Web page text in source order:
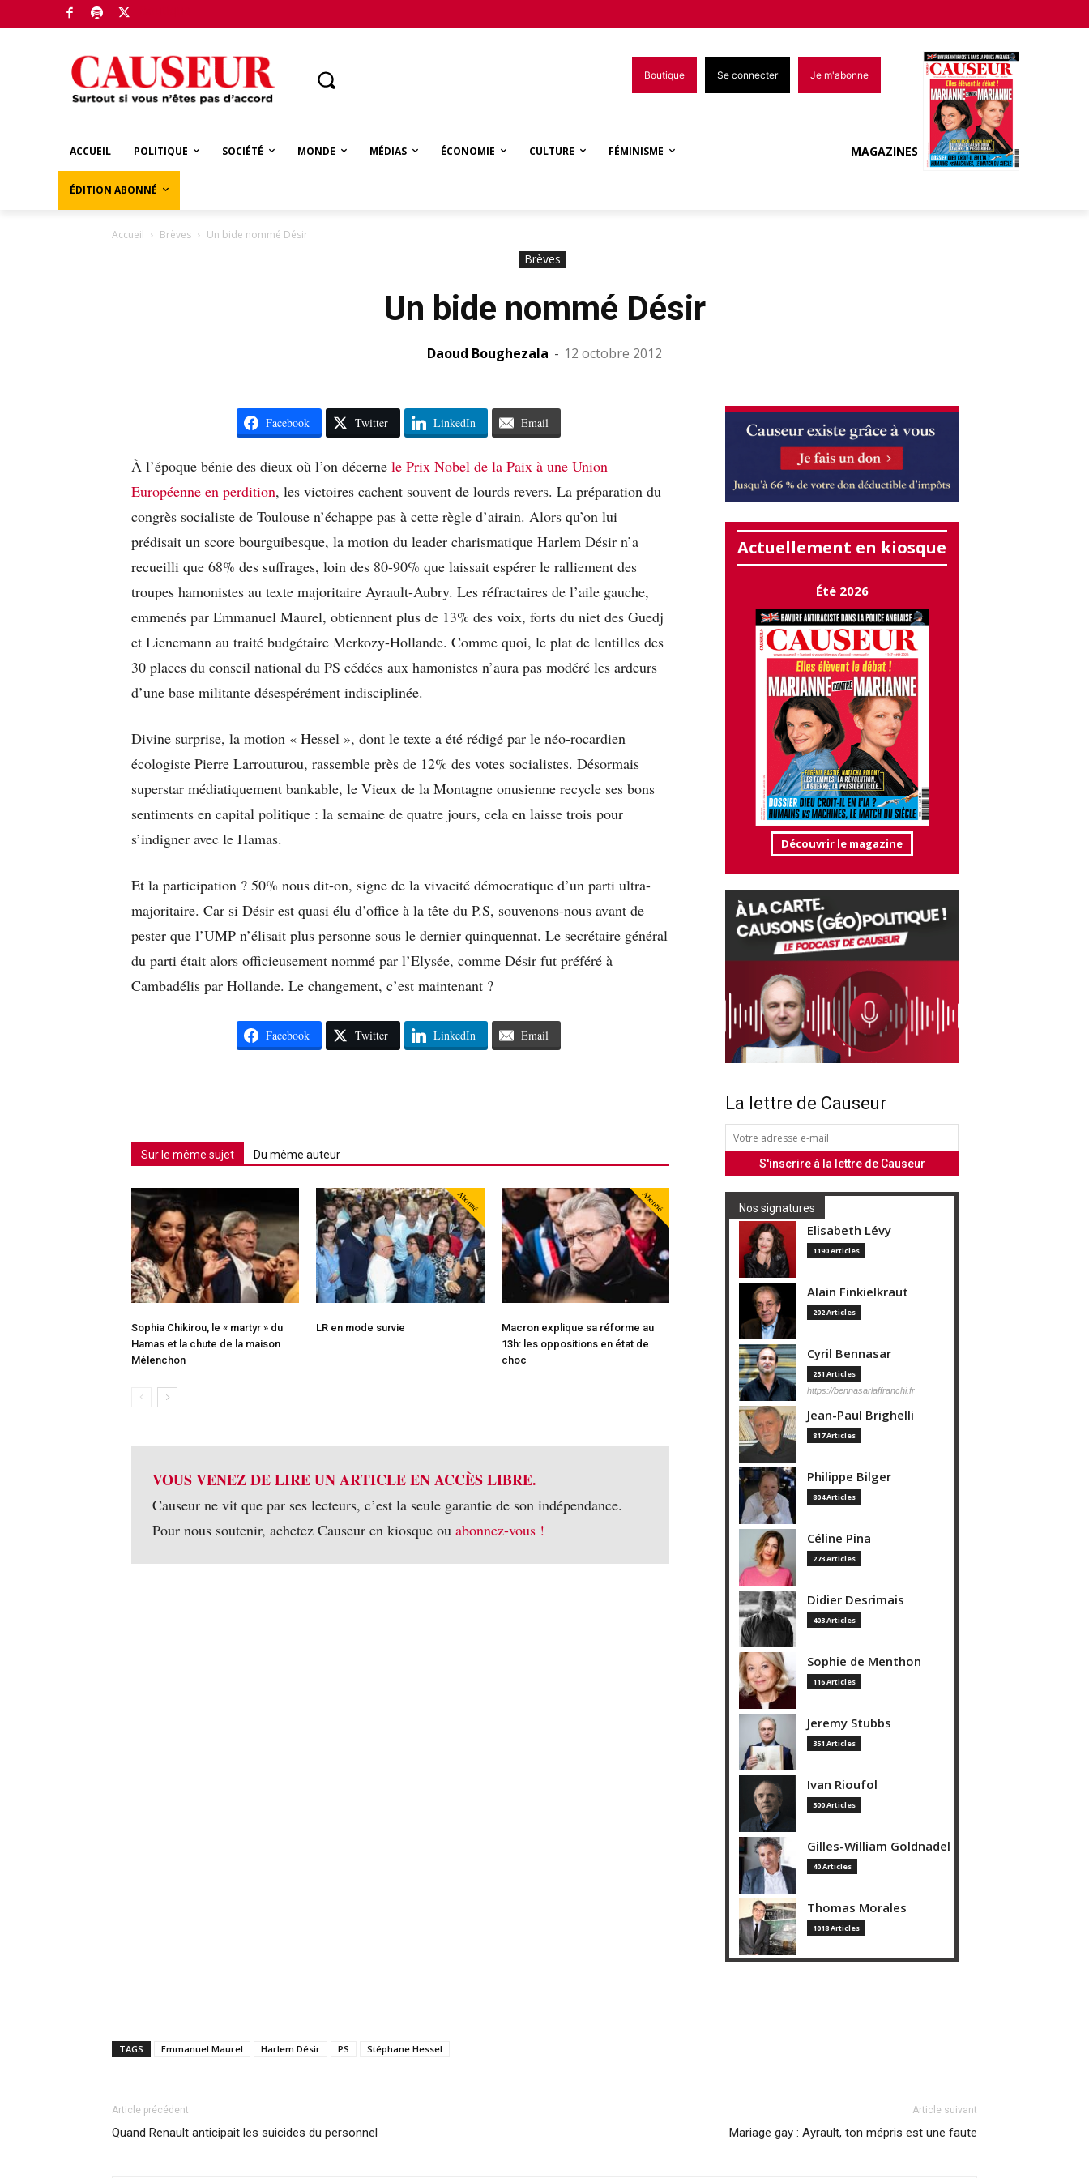
Boutique Se connecter Je m'abonne
ACCUEIL POLITIQUE SOCIÉTÉ MONDE MÉDIAS ÉCONOMIE CULTURE FÉMINISME
ÉDITION ABONNÉ
MAGAZINES
Accueil Brèves Un bide nommé Désir
Brèves
Un bide nommé Désir
Daoud Boughezala - 12 octobre 2012
Facebook Twitter LinkedIn Email
À l’époque bénie des dieux où l’on décerne le Prix Nobel de la Paix à une Union
Européenne en perdition, les victoires cachent souvent de lourds revers. La préparation du
congrès socialiste de Toulouse n’échappe pas à cette règle d’airain. Alors qu’on lui
prédisait un score bourguibesque, la motion du leader charismatique Harlem Désir n’a
recueilli que 68% des suffrages, loin des 80-90% que laissait espérer le ralliement des
troupes hamonistes au texte majoritaire Ayrault-Aubry. Les réfractaires de l’aile gauche,
emmenés par Emmanuel Maurel, obtiennent plus de 13% des voix, forts du niet des Guedj
et Lienemann au traité budgétaire Merkozy-Hollande. Comme quoi, le plat de lentilles des
30 places du conseil national du PS cédées aux hamonistes n’aura pas modéré les ardeurs
d’une base militante désespérément indisciplinée.
Divine surprise, la motion « Hessel », dont le texte a été rédigé par le néo-rocardien
écologiste Pierre Larrouturou, rassemble près de 12% des votes socialistes. Désormais
superstar médiatiquement bankable, le Vieux de la Montagne onusienne recycle ses bons
sentiments en capital politique : la semaine de quatre jours, cela en laisse trois pour
s’indigner avec le Hamas.
Et la participation ? 50% nous dit-on, signe de la vivacité démocratique d’un parti ultra-
majoritaire. Car si Désir est quasi élu d’office à la tête du P.S, souvenons-nous avant de
pester que l’UMP n’élisait plus personne sous le dernier quinquennat. Le secrétaire général
du parti était alors officieusement nommé par l’Elysée, comme Désir fut préféré à
Cambadélis par Hollande. Le changement, c’est maintenant ?
Facebook Twitter LinkedIn Email
Sur le même sujet Du même auteur
Sophia Chikirou, le « martyr » du
Hamas et la chute de la maison
Mélenchon
Abonné
LR en mode survie
Abonné
Macron explique sa réforme au
13h: les oppositions en état de
choc
VOUS VENEZ DE LIRE UN ARTICLE EN ACCÈS LIBRE.
Causeur ne vit que par ses lecteurs, c’est la seule garantie de son indépendance.
Pour nous soutenir, achetez Causeur en kiosque ou abonnez-vous !
Actuellement en kiosque
Été 2026
Découvrir le magazine
La lettre de Causeur
Nos signatures
Elisabeth Lévy
1190 Articles
Alain Finkielkraut
202 Articles
Cyril Bennasar
231 Articles
https://bennasarlaffranchi.fr
Jean-Paul Brighelli
817 Articles
Philippe Bilger
804 Articles
Céline Pina
273 Articles
Didier Desrimais
403 Articles
Sophie de Menthon
116 Articles
Jeremy Stubbs
351 Articles
Ivan Rioufol
300 Articles
Gilles-William Goldnadel
40 Articles
Thomas Morales
1018 Articles
TAGS Emmanuel Maurel Harlem Désir PS Stéphane Hessel
Article précédent
Quand Renault anticipait les suicides du personnel
Article suivant
Mariage gay : Ayrault, ton mépris est une faute